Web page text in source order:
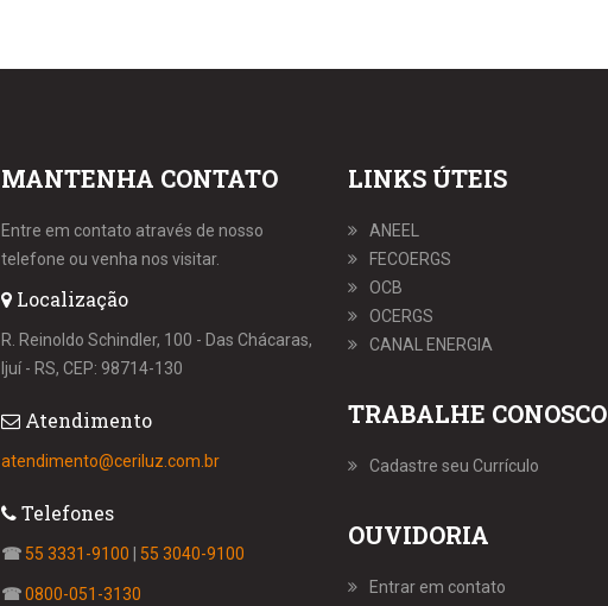
MANTENHA CONTATO
Entre em contato através de nosso
telefone ou venha nos visitar.
Localização
R. Reinoldo Schindler, 100 - Das Chácaras,
Ijuí - RS, CEP: 98714-130
Atendimento
atendimento@ceriluz.com.br
Telefones
☎ 55 3331-9100 55 3040-9100
☎0800-051-3130
LINKS ÚTEIS
ANEEL
FECOERGS
OCB
OCERGS
CANAL ENERGIA
TRABALHE CONOSCO
Cadastre seu Currículo
OUVIDORIA
Entrar em contato